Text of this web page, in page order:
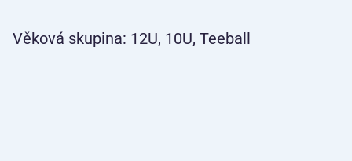
Věková skupina: 12U, 10U, Teeball